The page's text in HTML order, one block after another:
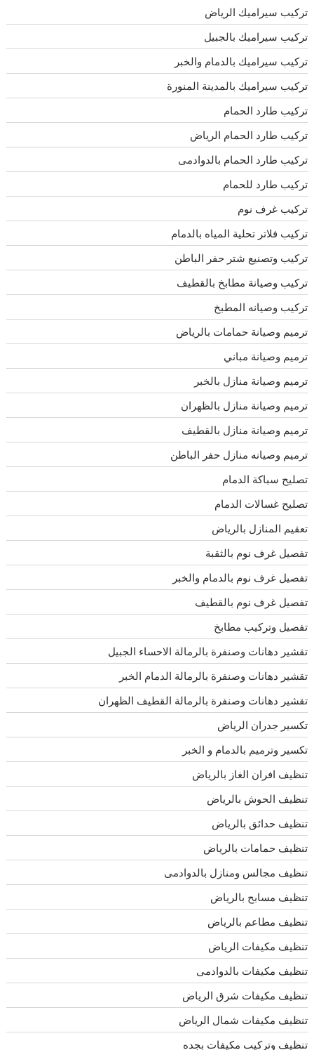
تركيب سيراميك الرياض
تركيب سيراميك بالجبيل
تركيب سيراميك بالدمام والخبر
تركيب سيراميك بالمدينة المنورة
تركيب طارد الحمام
تركيب طارد الحمام الرياض
تركيب طارد الحمام بالدوادمى
تركيب طارد للحمام
تركيب غرف نوم
تركيب فلاتر تحلية المياه بالدمام
تركيب وتصنيع شتر حفر الباطن
تركيب وصيانة مطابخ بالقطيف
تركيب وصيانه المطبخ
ترميم وصيانة حمامات بالرياض
ترميم وصيانة مباني
ترميم وصيانة منازل بالخبر
ترميم وصيانة منازل بالظهران
ترميم وصيانة منازل بالقطيف
ترميم وصيانه منازل حفر الباطن
تصليح سباكة الدمام
تصليح غسالات الدمام
تعقيم المنازل بالرياض
تفصيل غرف نوم بالثقبة
تفصيل غرف نوم بالدمام والخبر
تفصيل غرف نوم بالقطيف
تفصيل وتركيب مطابخ
تقشير دهانات وصنفرة بالرمالة الاحساء الجبيل
تقشير دهانات وصنفرة بالرمالة الدمام الخبر
تقشير دهانات وصنفرة بالرمالة القطيف الظهران
تكسير جدران الرياض
تكسير وترميم بالدمام و الخبر
تنظيف افران الغاز بالرياض
تنظيف الحوش بالرياض
تنظيف حدائق بالرياض
تنظيف حمامات بالرياض
تنظيف مجالس ومنازل بالدوادمى
تنظيف مسابح بالرياض
تنظيف مطاعم بالرياض
تنظيف مكيفات الرياض
تنظيف مكيفات بالدوادمى
تنظيف مكيفات شرق الرياض
تنظيف مكيفات شمال الرياض
تنظيف وتركيب مكيفات بجده